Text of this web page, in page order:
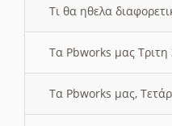
Τι θα ηθελα
Τα Pbworks μας Τριτη
Τα Pbworks μας,